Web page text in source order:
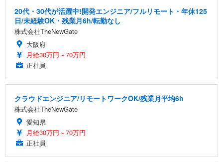
20代・30代が活躍中!開発エンジニア/フルリモート・年休125
日/未経験OK・残業月6h/転勤なし
株式会社TheNewGate
大阪府
月給30万円～70万円
正社員
クラウドエンジニア/リモートワークOK/残業月平均6h
株式会社TheNewGate
愛知県
月給30万円～70万円
正社員